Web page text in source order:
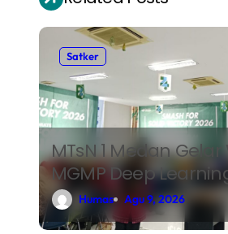
i
g
a
s
i
p
Satker
MTsN 1 Medan
MGMP Deep
Humas Agu 9, 2026